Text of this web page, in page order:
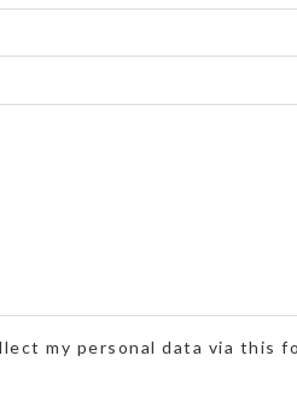
my personal data via this